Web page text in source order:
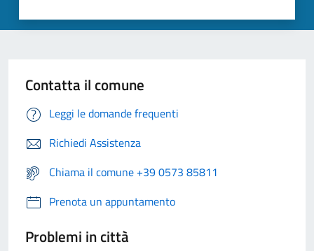
Contatta il comune
Leggi le domande frequenti
Richiedi Assistenza
Chiama il comune +39 0573 85811
Prenota un appuntamento
Problemi in città